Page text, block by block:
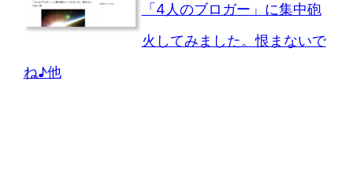
「4人のブロガー」に集中砲
火してみました。恨まないで
ね♪他